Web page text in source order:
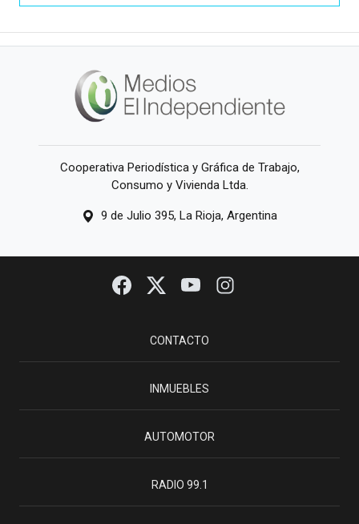
Cooperativa Periodística y Gráfica de Trabajo,
Consumo y Vivienda Ltda.
9 de Julio 395, La Rioja, Argentina
CONTACTO
INMUEBLES
AUTOMOTOR
RADIO 99.1